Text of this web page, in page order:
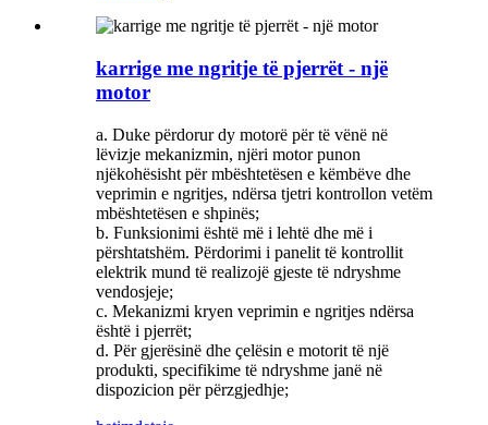
karrige me ngritje të pjerrët - një
motor
a. Duke përdorur dy motorë për të vënë në
lëvizje mekanizmin, njëri motor punon
njëkohësisht për mbështetësen e këmbëve dhe
veprimin e ngritjes, ndërsa tjetri kontrollon vetëm
mbështetësen e shpinës;
b. Funksionimi është më i lehtë dhe më i
përshtatshëm. Përdorimi i panelit të kontrollit
elektrik mund të realizojë gjeste të ndryshme
vendosjeje;
c. Mekanizmi kryen veprimin e ngritjes ndërsa
është i pjerrët;
d. Për gjerësinë dhe çelësin e motorit të një
produkti, specifikime të ndryshme janë në
dispozicion për përzgjedhje;